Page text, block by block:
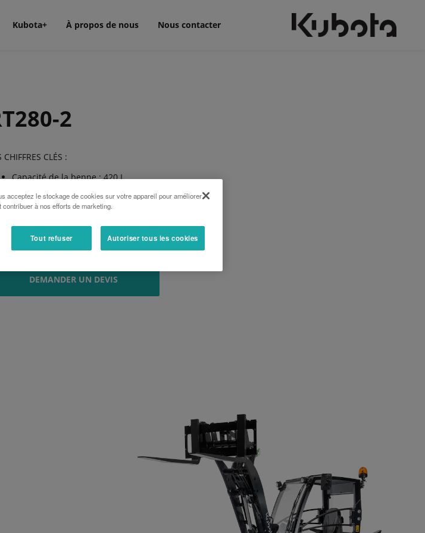
Kubota+ À propos de nous Nous contacter
2
CHIFFRES CLÉS :
Capacité de la benne : 420 L
Puissance moteur : 50 ch
Hauteur max au niveau des axes : 2498 mm
DEMANDER UN DEVIS
acceptez le stockage de cookies sur votre appareil pour améliorer
à nos efforts de marketing.
Tout refuser Autoriser tous les cookies